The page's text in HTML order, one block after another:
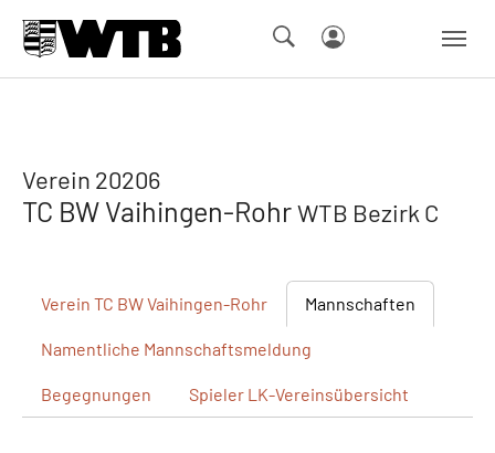
Verein 20206
TC BW Vaihingen-RohrWTB Bezirk C
Verein TC BW Vaihingen-Rohr Mannschaften
Namentliche Mannschaftsmeldung
Begegnungen Spieler LK-Vereinsübersicht